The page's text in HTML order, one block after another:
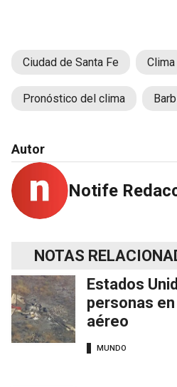
Ciudad de Santa Fe Clima
Pronóstico del clima
Autor
Notife
NOTAS
Estados
personas
aéreo
MUNDO